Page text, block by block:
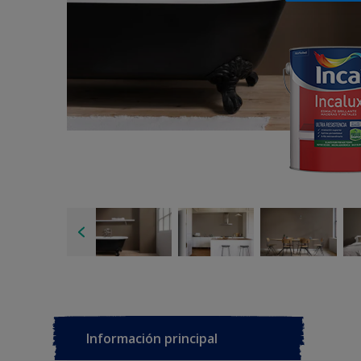
Información principal